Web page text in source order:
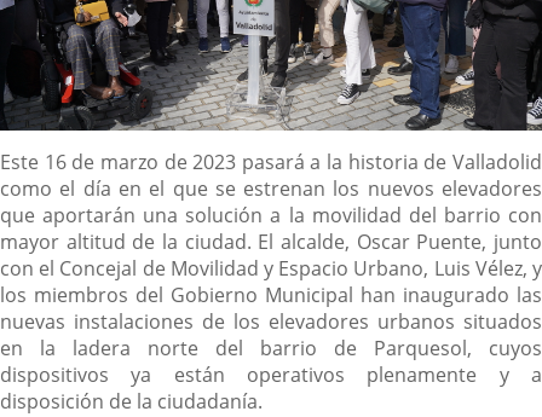
Descripción
Este 16 de marzo de 2023 pasará a la historia de Valladolid
como el día en el que se estrenan los nuevos elevadores
que aportarán una solución a la movilidad del barrio con
mayor altitud de la ciudad. El alcalde, Oscar Puente, junto
con el Concejal de Movilidad y Espacio Urbano, Luis Vélez, y
los miembros del Gobierno Municipal han inaugurado las
nuevas instalaciones de los elevadores urbanos situados
en la ladera norte del barrio de Parquesol, cuyos
dispositivos ya están operativos plenamente y a
disposición de la ciudadanía.